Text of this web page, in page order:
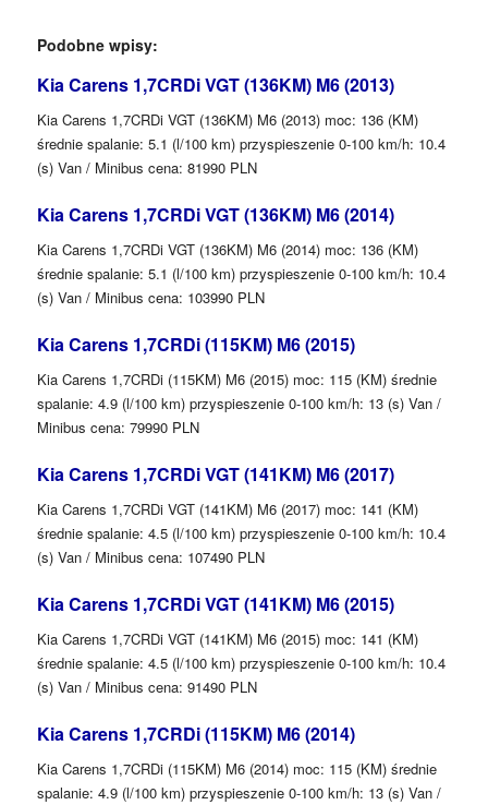
Podobne wpisy:
Kia Carens 1,7CRDi VGT (136KM) M6 (2013)
Kia Carens 1,7CRDi VGT (136KM) M6 (2013) moc: 136 (KM)
średnie spalanie: 5.1 (l/100 km) przyspieszenie 0-100 km/h: 10.4
(s) Van / Minibus cena: 81990 PLN
Kia Carens 1,7CRDi VGT (136KM) M6 (2014)
Kia Carens 1,7CRDi VGT (136KM) M6 (2014) moc: 136 (KM)
średnie spalanie: 5.1 (l/100 km) przyspieszenie 0-100 km/h: 10.4
(s) Van / Minibus cena: 103990 PLN
Kia Carens 1,7CRDi (115KM) M6 (2015)
Kia Carens 1,7CRDi (115KM) M6 (2015) moc: 115 (KM) średnie
spalanie: 4.9 (l/100 km) przyspieszenie 0-100 km/h: 13 (s) Van /
Minibus cena: 79990 PLN
Kia Carens 1,7CRDi VGT (141KM) M6 (2017)
Kia Carens 1,7CRDi VGT (141KM) M6 (2017) moc: 141 (KM)
średnie spalanie: 4.5 (l/100 km) przyspieszenie 0-100 km/h: 10.4
(s) Van / Minibus cena: 107490 PLN
Kia Carens 1,7CRDi VGT (141KM) M6 (2015)
Kia Carens 1,7CRDi VGT (141KM) M6 (2015) moc: 141 (KM)
średnie spalanie: 4.5 (l/100 km) przyspieszenie 0-100 km/h: 10.4
(s) Van / Minibus cena: 91490 PLN
Kia Carens 1,7CRDi (115KM) M6 (2014)
Kia Carens 1,7CRDi (115KM) M6 (2014) moc: 115 (KM) średnie
spalanie: 4.9 (l/100 km) przyspieszenie 0-100 km/h: 13 (s) Van /